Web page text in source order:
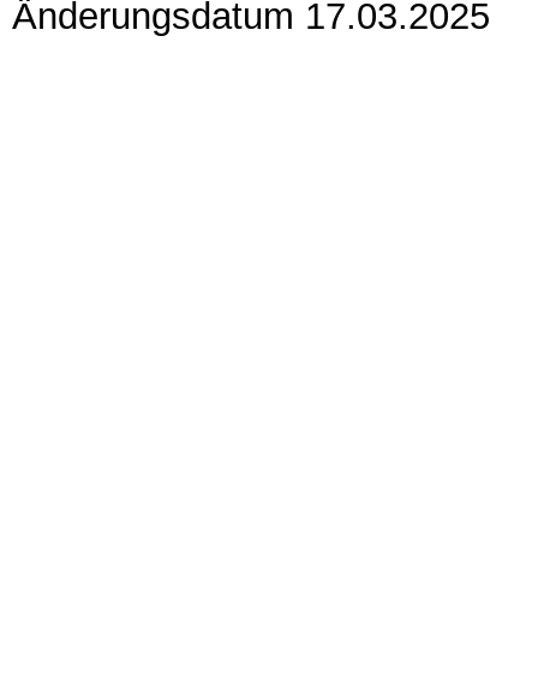
Änderungsdatum 17.03.2025